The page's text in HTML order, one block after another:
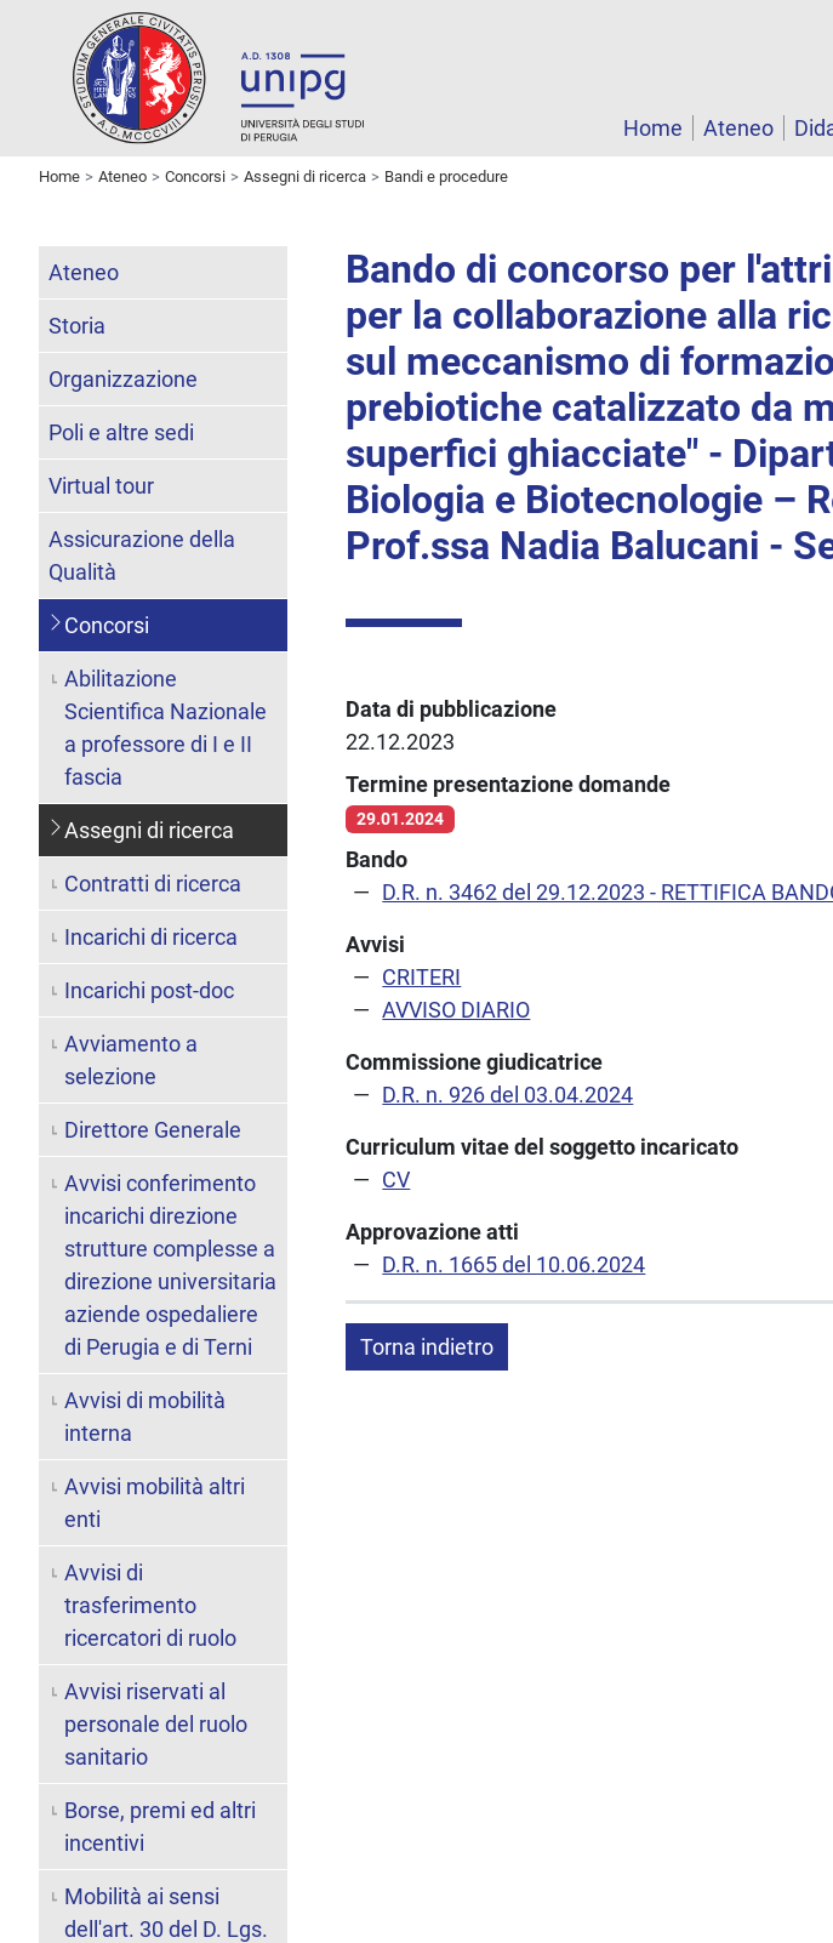
Home
Ateneo
Home Ateneo Concorsi Assegni di ricerca Bandi e procedure
Bando di concorso per
per la collaborazione alla
sul meccanismo di
prebiotiche catalizzato da
superfici ghiacciate" -
Biologia e Biotecnologie –
Prof.ssa Nadia Balucani -
Data di pubblicazione
22.12.2023
Termine presentazione domande
29.01.2024
Bando
D.R. n. 3462 del 29.12.2023 - RETTIFICA
Avvisi
CRITERI
AVVISO DIARIO
Commissione giudicatrice
D.R. n. 926 del 03.04.2024
Curriculum vitae del soggetto incaricato
CV
Approvazione atti
D.R. n. 1665 del 10.06.2024
Torna indietro
Ateneo
Storia
Organizzazione
Poli e altre sedi
Virtual tour
Assicurazione della
Qualità
Concorsi
Abilitazione
Scientifica Nazionale
a professore di I e II
fascia
Assegni di ricerca
Contratti di ricerca
Incarichi di ricerca
Incarichi post-doc
Avviamento a
selezione
Direttore Generale
Avvisi conferimento
incarichi direzione
strutture complesse a
direzione universitaria
aziende ospedaliere
di Perugia e di Terni
Avvisi di mobilità
interna
Avvisi mobilità altri
enti
Avvisi di
trasferimento
ricercatori di ruolo
Avvisi riservati al
personale del ruolo
sanitario
Borse, premi ed altri
incentivi
Mobilità ai sensi
dell'art. 30 del D. Lgs.